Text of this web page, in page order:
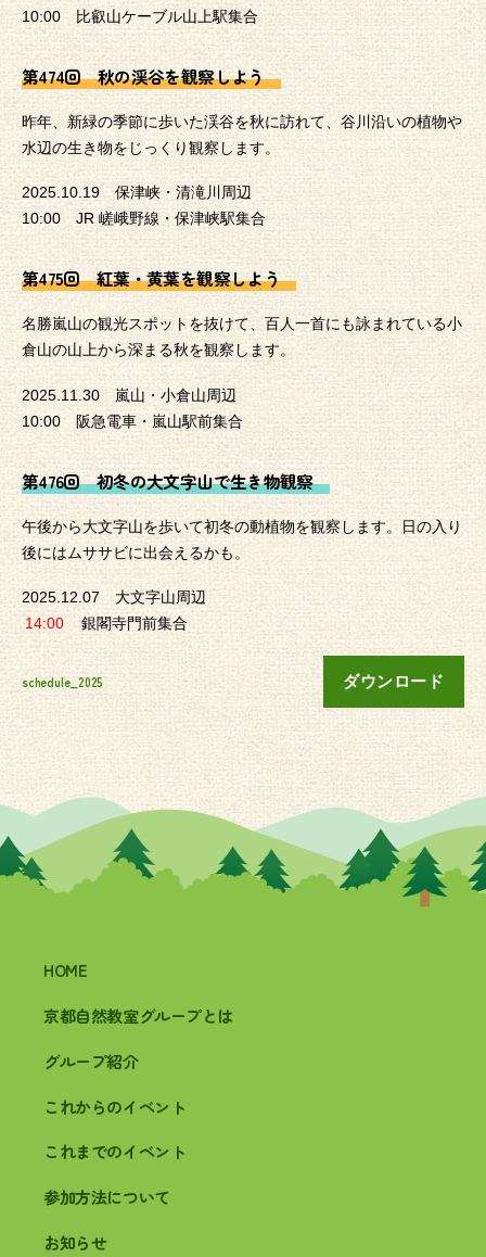
10:00 比叡山ケーブル山上駅集合
第474回 秋の渓谷を観察しよう
昨年、新緑の季節に歩いた渓谷を秋に訪れて、谷川沿いの植物や
水辺の生き物をじっくり観察します。
2025.10.19 保津峡・清滝川周辺
10:00 JR 嵯峨野線・保津峡駅集合
第475回 紅葉・黄葉を観察しよう
名勝嵐山の観光スポットを抜けて、百人一首にも詠まれている小
倉山の山上から深まる秋を観察します。
2025.11.30 嵐山・小倉山周辺
10:00 阪急電車・嵐山駅前集合
第476回 初冬の大文字山で生き物観察
午後から大文字山を歩いて初冬の動植物を観察します。日の入り
後にはムササビに出会えるかも。
2025.12.07 大文字山周辺
14:00
銀閣寺門前集合
schedule_2025 ダウンロード
HOME
京都自然教室グループとは
グループ紹介
これからのイベント
これまでのイベント
参加方法について
お知らせ